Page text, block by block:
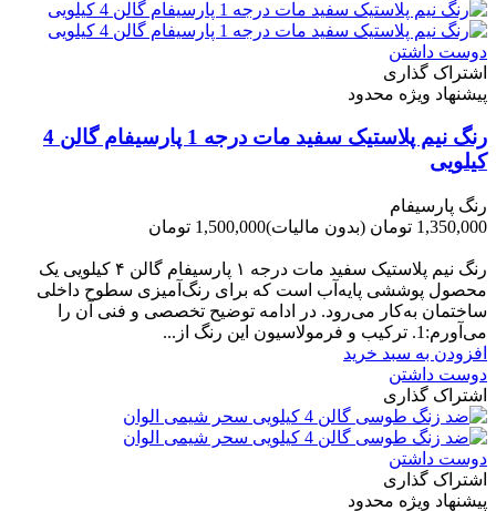
دوست داشتن
اشتراک گذاری
پیشنهاد ویژه محدود
رنگ نیم پلاستیک سفید مات درجه 1 پارسیفام گالن 4
کیلویی
رنگ پارسیفام
1,350,000 تومان
(بدون مالیات)1,500,000 تومان
رنگ نیم‌ پلاستیک سفید مات درجه ۱ پارسیفام گالن ۴ کیلویی یک
محصول پوششی پایه‌آب است که برای رنگ‌آمیزی سطوح داخلی
ساختمان به‌کار می‌رود. در ادامه توضیح تخصصی و فنی آن را
می‌آورم:1. ترکیب و فرمولاسیون این رنگ از...
افزودن به سبد خرید
دوست داشتن
اشتراک گذاری
دوست داشتن
اشتراک گذاری
پیشنهاد ویژه محدود